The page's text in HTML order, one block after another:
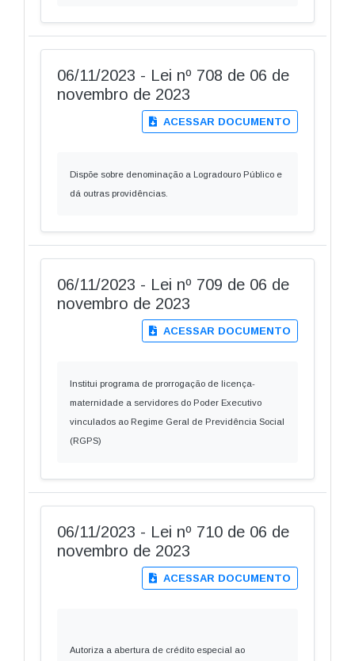
06/11/2023 - Lei nº 708 de 06 de
novembro de 2023
ACESSAR DOCUMENTO
Dispõe sobre denominação a Logradouro Público e
dá outras providências.
06/11/2023 - Lei nº 709 de 06 de
novembro de 2023
ACESSAR DOCUMENTO
Institui programa de prorrogação de licença-
maternidade a servidores do Poder Executivo
vinculados ao Regime Geral de Previdência Social
(RGPS)
06/11/2023 - Lei nº 710 de 06 de
novembro de 2023
ACESSAR DOCUMENTO
Autoriza a abertura de crédito especial ao